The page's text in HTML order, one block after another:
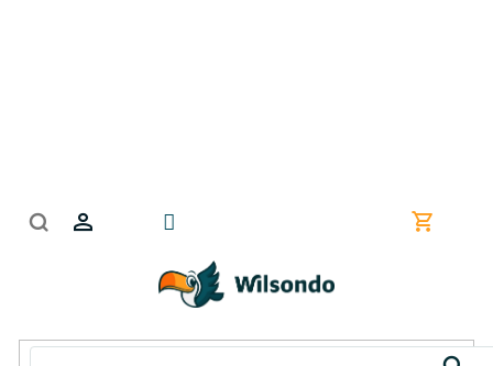
Nákupní